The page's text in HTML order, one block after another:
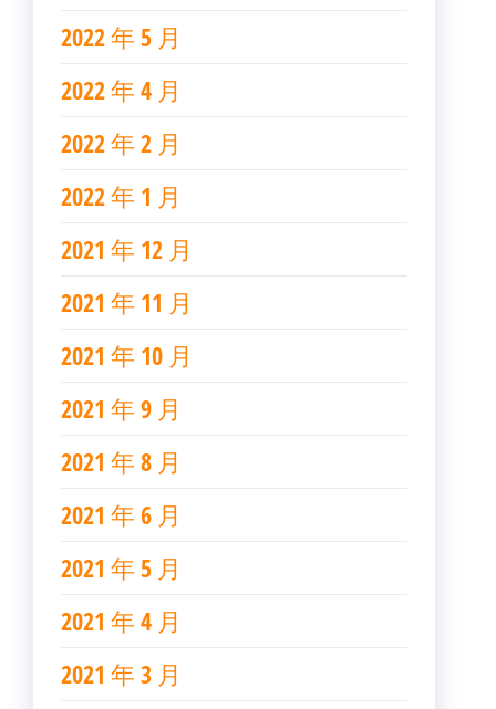
2022 年 5 月
2022 年 4 月
2022 年 2 月
2022 年 1 月
2021 年 12 月
2021 年 11 月
2021 年 10 月
2021 年 9 月
2021 年 8 月
2021 年 6 月
2021 年 5 月
2021 年 4 月
2021 年 3 月